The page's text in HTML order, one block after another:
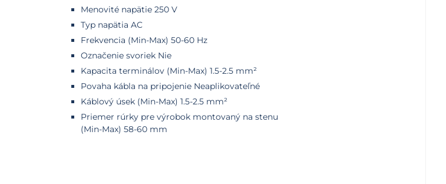
Menovité napätie 250 V
Typ napätia AC
Frekvencia (Min-Max) 50-60 Hz
Označenie svoriek Nie
Kapacita terminálov (Min-Max) 1.5-2.5 mm²
Povaha kábla na pripojenie Neaplikovateľné
Káblový úsek (Min-Max) 1.5-2.5 mm²
Priemer rúrky pre výrobok montovaný na stenu
(Min-Max) 58-60 mm